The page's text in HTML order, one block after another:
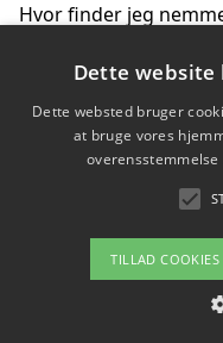
Hvor finder jeg
Om /
Dette website
Dette websted bruger
at bruge vores
TILLAD COOKIES